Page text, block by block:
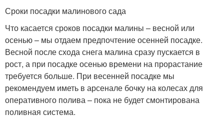
Сроки посадки малинового сада
Что касается сроков посадки малины – весной или
осенью – мы отдаем предпочтение осенней посадке.
Весной после схода снега малина сразу пускается в
рост, а при посадке осенью времени на прорастание
требуется больше. При весенней посадке мы
рекомендуем иметь в арсенале бочку на колесах для
оперативного полива – пока не будет смонтирована
поливная система.